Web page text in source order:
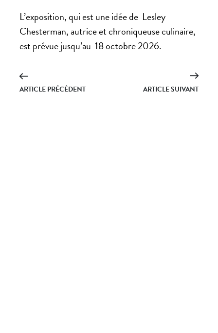
L’exposition, qui est une idée de Lesley
Chesterman, autrice et chroniqueuse culinaire,
est prévue jusqu’au 18 octobre 2026.
ARTICLE PRÉCÉDENT ARTICLE SUIVANT